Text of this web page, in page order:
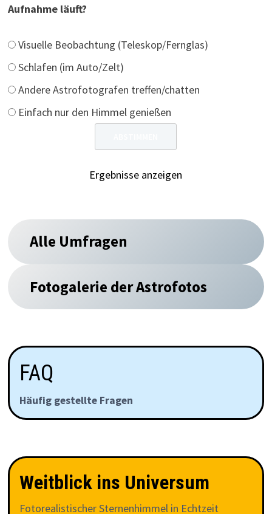
Aufnahme läuft?
Visuelle Beobachtung (Teleskop/Fernglas)
Schlafen (im Auto/Zelt)
Andere Astrofotografen treffen/chatten
Einfach nur den Himmel genießen
Ergebnisse anzeigen
Alle Umfragen
Fotogalerie der Astrofotos
FAQ
Häufig gestellte Fragen
Weitblick ins Universum
Fotorealistischer Sternenhimmel in Echtzeit